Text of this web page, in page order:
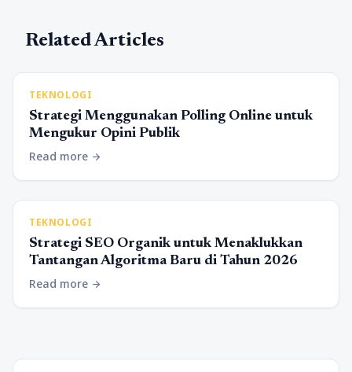
Related Articles
TEKNOLOGI
Strategi Menggunakan Polling Online untuk
Mengukur Opini Publik
Read more arrow_forward
TEKNOLOGI
Strategi SEO Organik untuk Menaklukkan
Tantangan Algoritma Baru di Tahun 2026
Read more arrow_forward